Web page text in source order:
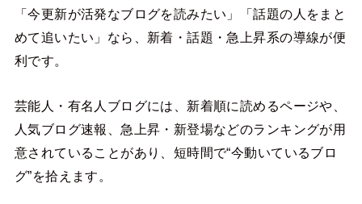
「今更新が活発なブログを読みたい」「話題の人をまと
めて追いたい」なら、新着・話題・急上昇系の導線が便
利です。
芸能人・有名人ブログには、新着順に読めるページや、
人気ブログ速報、急上昇・新登場などのランキングが用
意されていることがあり、短時間で“今動いているブロ
グ”を拾えます。